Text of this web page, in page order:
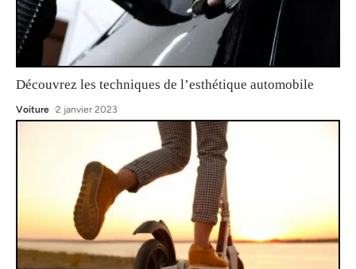
Découvrez les techniques de l’esthétique automobile
Voiture 2 janvier 2023